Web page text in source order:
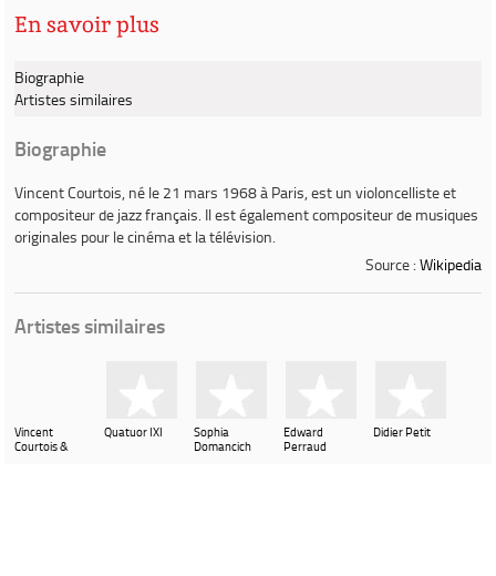
En savoir plus
Biographie
Artistes similaires
Biographie
Vincent Courtois, né le 21 mars 1968 à Paris, est un violoncelliste et
compositeur de jazz français. Il est également compositeur de musiques
originales pour le cinéma et la télévision.
Source : Wikipedia
Artistes similaires
Vincent
Courtois &
Quatuor IXI
Sophia
Domancich
Edward
Perraud
Didier Petit